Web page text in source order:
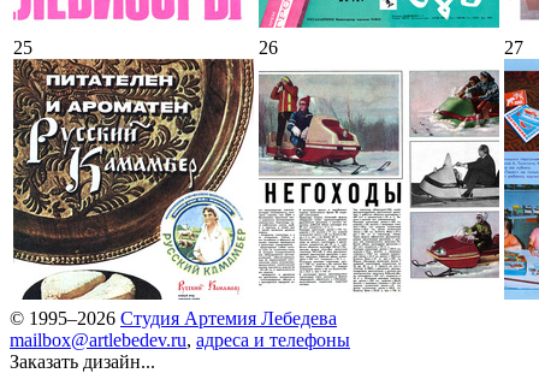
25 26 27
© 1995–2026 Студия Артемия Лебедева
mailbox@artlebedev.ru, адреса и телефоны
Заказать дизайн...